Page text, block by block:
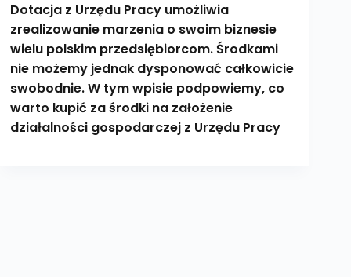
Dotacja z Urzędu Pracy umożliwia
zrealizowanie marzenia o swoim biznesie
wielu polskim przedsiębiorcom. Środkami
nie możemy jednak dysponować całkowicie
swobodnie. W tym wpisie podpowiemy, co
warto kupić za środki na założenie
działalności gospodarczej z Urzędu Pracy